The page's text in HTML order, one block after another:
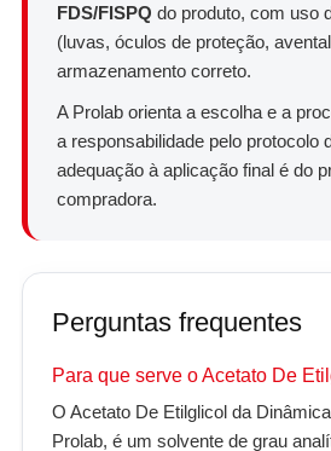
FDS/FISPQ do produto, com uso
(luvas, óculos de proteção,
armazenamento correto.
A Prolab orienta a escolha e a
a responsabilidade pelo protocolo
adequação à aplicação final é do
compradora.
Perguntas frequentes
Para que serve o Acetato De
O Acetato De Etilglicol da
Prolab, é um solvente de grau